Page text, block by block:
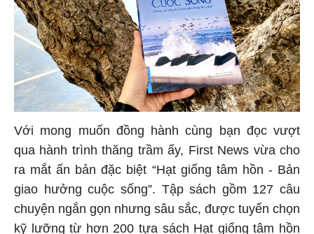
Với mong muốn đồng hành cùng bạn đọc vượt
qua hành trình thăng trầm ấy, First News vừa cho
ra mắt ấn bản đặc biệt “Hạt giống tâm hồn - Bản
giao hưởng cuộc sống”. Tập sách gồm 127 câu
chuyện ngắn gọn nhưng sâu sắc, được tuyển chọn
kỹ lưỡng từ hơn 200 tựa sách Hạt giống tâm hồn